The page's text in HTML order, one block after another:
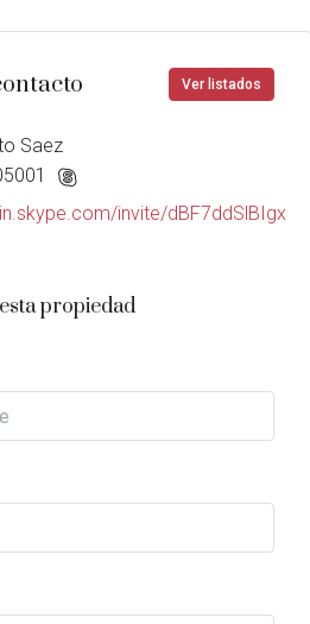
Ver listados
Saez
invite/dBF7ddSlBIgx
propiedad